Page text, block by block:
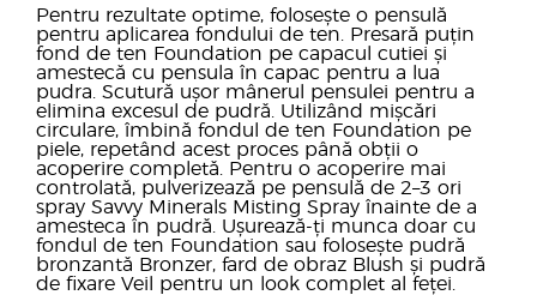
Pentru rezultate optime, folosește o pensulă
pentru aplicarea fondului de ten. Presară puțin
fond de ten Foundation pe capacul cutiei și
amestecă cu pensula în capac pentru a lua
pudra. Scutură ușor mânerul pensulei pentru a
elimina excesul de pudră. Utilizând mișcări
circulare, îmbină fondul de ten Foundation pe
piele, repetând acest proces până obții o
acoperire completă. Pentru o acoperire mai
controlată, pulverizează pe pensulă de 2–3 ori
spray Savvy Minerals Misting Spray înainte de a
amesteca în pudră. Ușurează-ți munca doar cu
fondul de ten Foundation sau folosește pudră
bronzantă Bronzer, fard de obraz Blush și pudră
de fixare Veil pentru un look complet al feței.